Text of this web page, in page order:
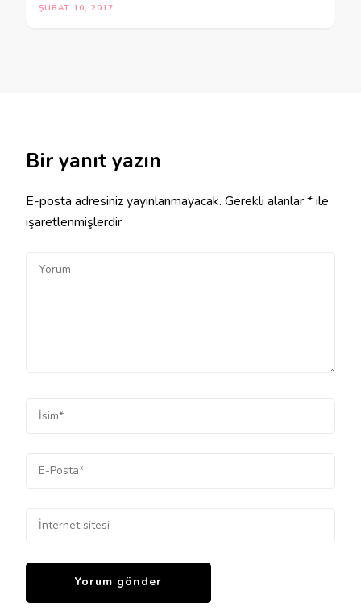
ŞUBAT 10, 2017
Bir yanıt yazın
E-posta adresiniz yayınlanmayacak. Gerekli alanlar*ile
işaretlenmişlerdir